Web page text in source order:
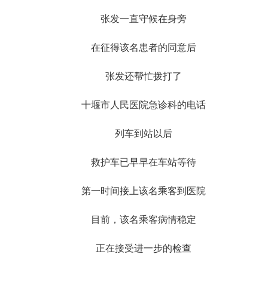
张发一直守候在身旁
在征得该名患者的同意后
张发还帮忙拨打了
十堰市人民医院急诊科的电话
列车到站以后
救护车已早早在车站等待
第一时间接上该名乘客到医院
目前，该名乘客病情稳定
正在接受进一步的检查